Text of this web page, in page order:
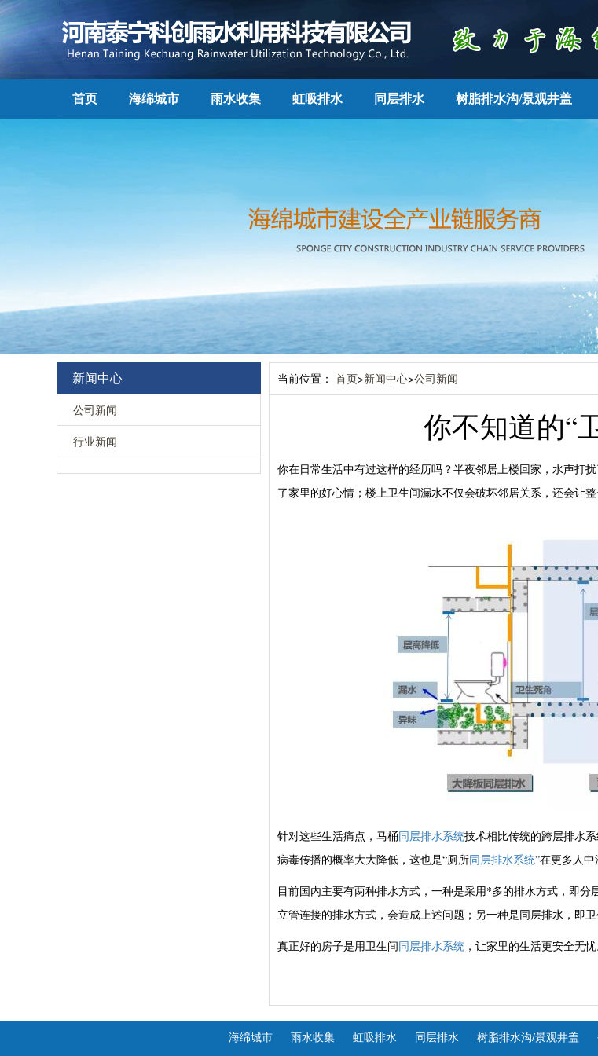
首页 海绵城市 雨水收集 虹吸排水 同层排水 树脂排水沟/景观井盖
新闻中心
公司新闻
行业新闻
当前位置： 首页>新闻中心>公司新闻
你不知道的“
你在日常生活中有过这样的经历吗？半夜邻居上楼回家，水声打
了家里的好心情；楼上卫生间漏水不仅会破坏邻居关系，还会让
针对这些生活痛点，马桶同层排水系统技术相比传统的跨层排水
病毒传播的概率大大降低，这也是“厕所同层排水系统”在更多人中
目前国内主要有两种排水方式，一种是采用*多的排水方式，即
立管连接的排水方式，会造成上述问题；另一种是同层排水，即
真正好的房子是用卫生间同层排水系统 ，让家里的生活更安全无忧
海绵城市 雨水收集 虹吸排水 同层排水 树脂排水沟/景观井盖